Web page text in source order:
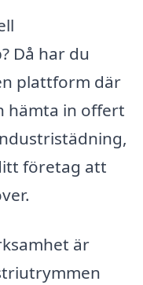
Då har du
plattform där
hämta in offert
företag att
är